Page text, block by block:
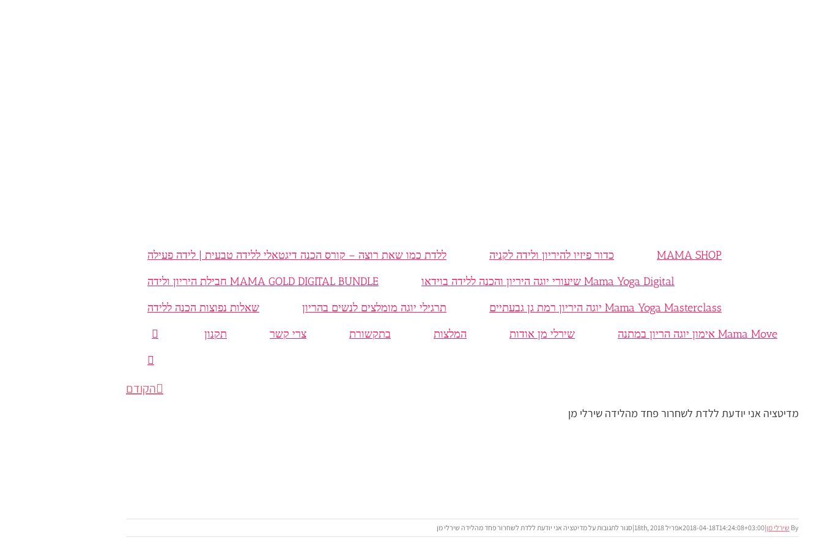
MAMA SHOP כדור פיזיו להיריון ולידה לקניה
ללדת כמו שאת רוצה – קורס הכנה דיגטאלי ללידה טבעית | לידה פעילה
Mama Yoga Digital שיעורי יוגה היריון והכנה ללידה בוידאו
MAMA GOLD DIGITAL BUNDLE חבילת היריון ולידה
Mama Yoga Masterclass יוגה היריון רמת גן גבעתיים
תרגילי יוגה מומלצים לנשים בהריון
שאלות נפוצות הכנה ללידה
Mama Move אימון יוגה הריון במתנה
שירלי מן אודות המלצות בתקשורת צרי קשר תקנון
הקודם
מדיטציה אני יודעת ללדת לשחרור פחד מהלידה שירלי מן
By שירלי מן|
2018-04-18T14:24:08+03:00אפריל 18th, 2018 |סגור לתגובותעל מדיטציה אני יודעת ללדת לשחרור פחד מהלידה שירלי מן